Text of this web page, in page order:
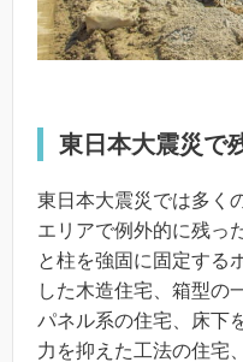
東日本大震災で
東日本大震災では多く
エリアで例外的に残っ
と柱を強固に固定する
した木造住宅、箱型の
パネル系の住宅、床下
力を抑えた工法の住宅